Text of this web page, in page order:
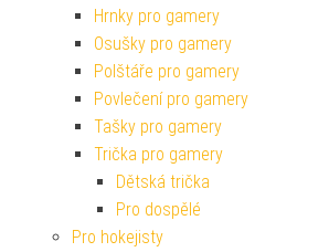
Hrnky pro gamery
Osušky pro gamery
Polštáře pro gamery
Povlečení pro gamery
Tašky pro gamery
Trička pro gamery
Dětská trička
Pro dospělé
Pro hokejisty